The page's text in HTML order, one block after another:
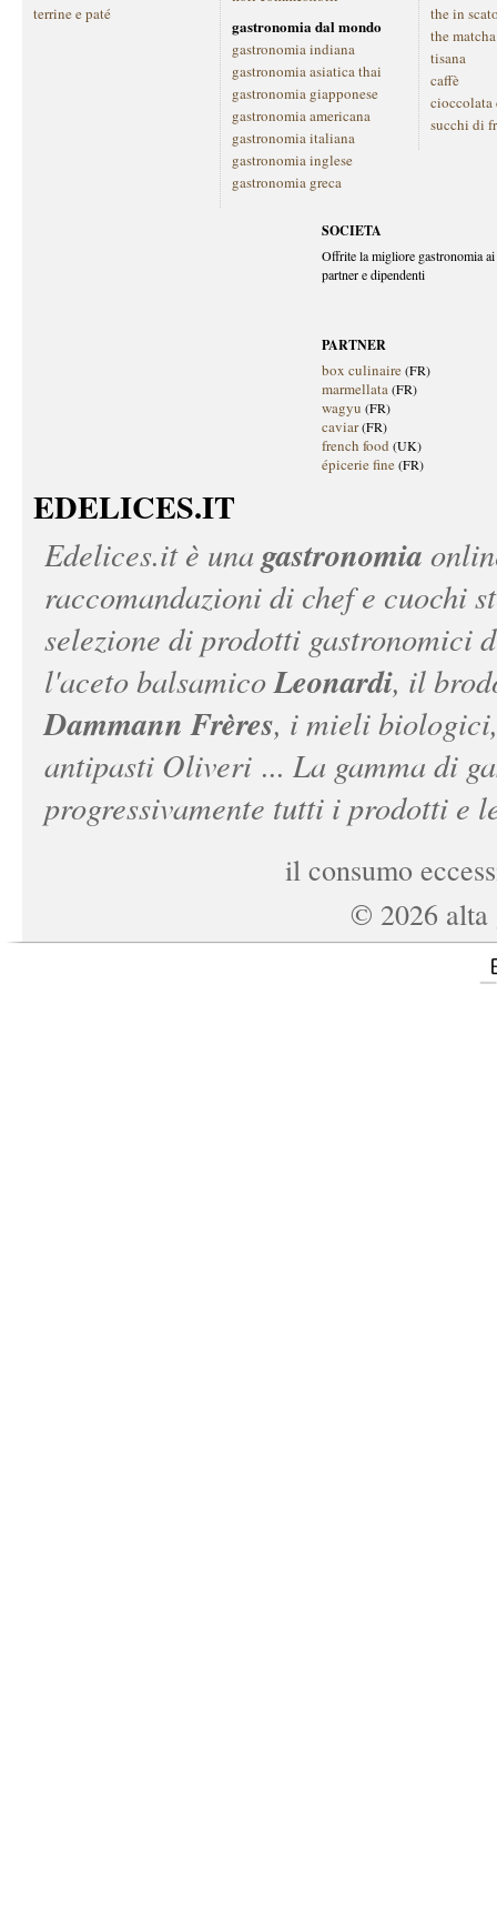
terrine e paté
gastronomia dal mondo
gastronomia indiana
gastronomia asiatica thai
gastronomia giapponese
gastronomia americana
gastronomia italiana
gastronomia inglese
gastronomia greca
the in
the matcha
tisana
caffè
cioccolata
succhi di
SOCIETA
Offrite la migliore gastronomia
partner e dipendenti
PARTNER
box culinaire(FR)
marmellata(FR)
wagyu (FR)
caviar(FR)
french food (UK)
épicerie fine(FR)
EDELICES.IT
Edelices.itè una gastronomia
raccomandazioni di chef e cuochi
selezione di prodotti gastronomici
l'aceto balsamicoLeonardi, il
Dammann Frères, i mieli
antipasti Oliveri ... La gamma di
progressivamente tutti i prodotti e
il consumo
© 2026